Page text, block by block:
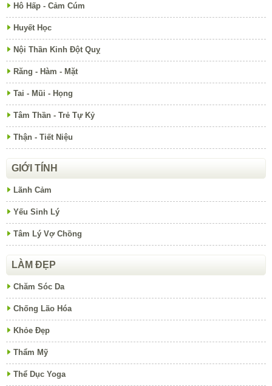
Hô Hấp - Cảm Cúm
Huyết Học
Nội Thần Kinh Đột Quỵ
Răng - Hàm - Mặt
Tai - Mũi - Họng
Tâm Thần - Trẻ Tự Kỷ
Thận - Tiết Niệu
GIỚI TÍNH
Lãnh Cảm
Yếu Sinh Lý
Tâm Lý Vợ Chồng
LÀM ĐẸP
Chăm Sóc Da
Chống Lão Hóa
Khỏe Đẹp
Thẩm Mỹ
Thể Dục Yoga